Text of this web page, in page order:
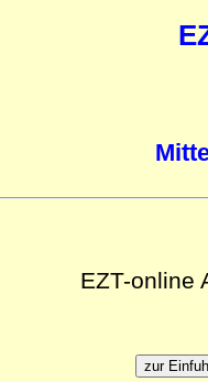
EZT-online